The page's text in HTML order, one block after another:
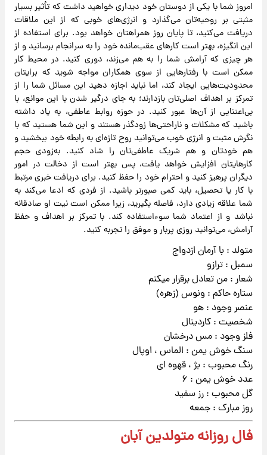
امروز شما با یکی از دوستان خود دیداری خواهید داشت که تأثیر بسیار
مثبتی بر روحیه‌تان می‌گذارد و انرژی‌های خوبی که از این ملاقات
دریافت می‌کنید، تا پایان روز همراهتان خواهد بود. برای استفاده از
این انگیزه، بهتر است کارهای عقب‌مانده خود را به سرانجام برسانید و از
هر چیزی که آرامش شما را به هم می‌زند، دوری کنید. در محیط کار
ممکن است با رفتارهایی از سوی همکاران مواجه شوید که برایتان
محدودیت‌هایی ایجاد کند، اما نباید اجازه دهید این مسائل شما را از
تمرکز بر اهداف اصلی‌تان بازدارند؛ به جای درگیر شدن با این موانع، با
بی‌اعتنایی از آن‌ها عبور کنید. در حوزه روابط عاطفی، به یاد داشته
باشید که مشکلات و ناراحتی‌ها زودگذر هستند و این شما هستید که با
نگرش مثبت و انرژی خوب می‌توانید روح تازه‌ای به رابطه خود ببخشید و
هم خودتان و هم شریک عاطفی‌تان را شاد کنید. به‌زودی حجم
کارهایتان افزایش خواهد یافت، پس بهتر است از دخالت در امور
دیگران پرهیز کنید و احترام خود را حفظ کنید. برای دریافت خبری مرتبط
با کار یا تحصیل، باید کمی صبورتر باشید. از فردی که ادعا می‌کند به
شما علاقه زیادی دارد، فاصله بگیرید، زیرا ممکن است نیت او صادقانه
نباشد و از اعتماد شما سوءاستفاده کند. با تمرکز بر اهداف و حفظ
آرامش، می‌توانید روزی پربار و موفق را تجربه کنید.
متولد : با آرمان ازدواج
سمبل : ترازو
شعار : من تعادل برقرار میکنم
ستاره حاکم : ونوس (زهره)
عنصر وجود : هو
شخصیت : کاردینال
فلز وجود : مس درخشان
سنگ خوش یمن : الماس ، اوپال
رنگ محبوب : بژ ، قهوه ای
عدد خوش یمن : ۶
گل محبوب : رز سفید
روز مبارک : جمعه
فال روزانه متولدین آبان